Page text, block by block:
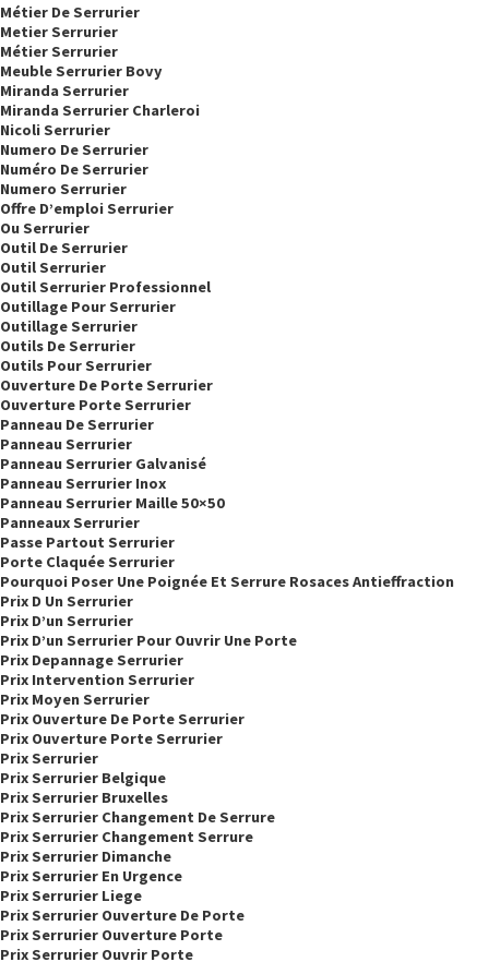
Métier De Serrurier
Metier Serrurier
Métier Serrurier
Meuble Serrurier Bovy
Miranda Serrurier
Miranda Serrurier Charleroi
Nicoli Serrurier
Numero De Serrurier
Numéro De Serrurier
Numero Serrurier
Offre D’emploi Serrurier
Ou Serrurier
Outil De Serrurier
Outil Serrurier
Outil Serrurier Professionnel
Outillage Pour Serrurier
Outillage Serrurier
Outils De Serrurier
Outils Pour Serrurier
Ouverture De Porte Serrurier
Ouverture Porte Serrurier
Panneau De Serrurier
Panneau Serrurier
Panneau Serrurier Galvanisé
Panneau Serrurier Inox
Panneau Serrurier Maille 50×50
Panneaux Serrurier
Passe Partout Serrurier
Porte Claquée Serrurier
Pourquoi Poser Une Poignée Et Serrure Rosaces Antieffraction
Prix D Un Serrurier
Prix D’un Serrurier
Prix D’un Serrurier Pour Ouvrir Une Porte
Prix Depannage Serrurier
Prix Intervention Serrurier
Prix Moyen Serrurier
Prix Ouverture De Porte Serrurier
Prix Ouverture Porte Serrurier
Prix Serrurier
Prix Serrurier Belgique
Prix Serrurier Bruxelles
Prix Serrurier Changement De Serrure
Prix Serrurier Changement Serrure
Prix Serrurier Dimanche
Prix Serrurier En Urgence
Prix Serrurier Liege
Prix Serrurier Ouverture De Porte
Prix Serrurier Ouverture Porte
Prix Serrurier Ouvrir Porte